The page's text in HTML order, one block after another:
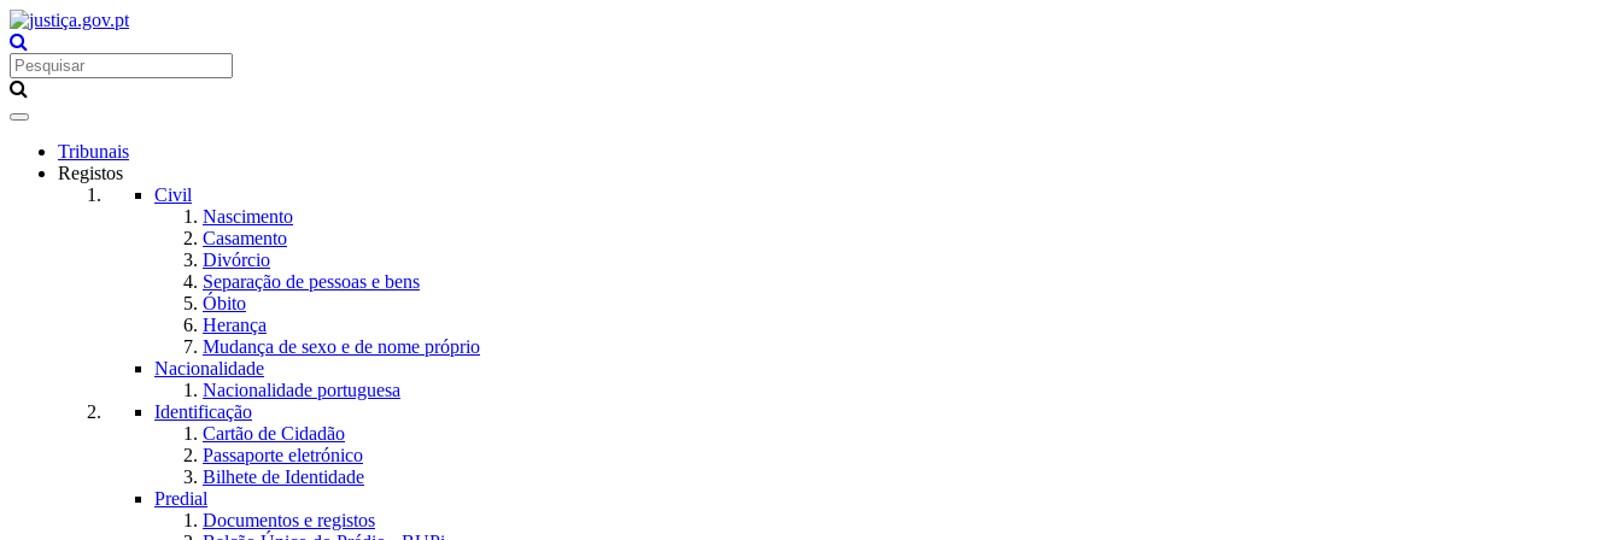
Toggle
navigationTribunais
Registos
Civil
Nascimento
Casamento
Divórcio
Separação de pessoas e bens
Óbito
Herança
Mudança de sexo e de nome próprio
Nacionalidade
Nacionalidade portuguesa
Identificação
Cartão de Cidadão
Passaporte eletrónico
Bilhete de Identidade
Predial
Documentos e registos